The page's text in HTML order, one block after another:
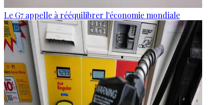
Le G7 appelle à rééquilibrer l'économie mondiale